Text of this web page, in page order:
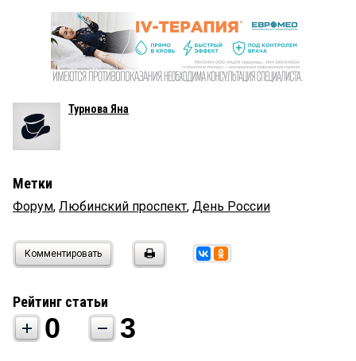
Турнова Яна
Метки
Форум, Любинский проспект, День России
Комментировать
Рейтинг статьи
0 3